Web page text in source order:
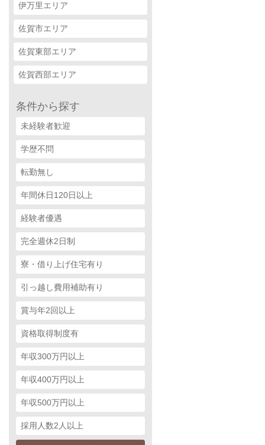
伊万里エリア
佐賀市エリア
佐賀東部エリア
佐賀西部エリア
条件から探す
未経験者歓迎
学歴不問
転勤無し
年間休日120日以上
経験者優遇
完全週休2日制
寮・借り上げ住宅有り
引っ越し費用補助有り
賞与年2回以上
資格取得制度有
年収300万円以上
年収400万円以上
年収500万円以上
採用人数2人以上